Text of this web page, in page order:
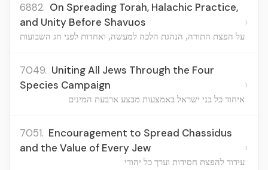
6882. On Spreading Torah, Halachic Practice,
and Unity Before Shavuos
על הפצת התורה, הנהגת הלכה למעשה, ואחדות לפני חג השבועות
›
7049. Uniting All Jews Through the Four
Species Campaign
איחוד כל בני ישראל באמצעות מבצע ארבעת המינים
›
7051. Encouragement to Spread Chassidus
and the Value of Every Jew
עידוד להפצת חסידות וערך כל יהודי
›